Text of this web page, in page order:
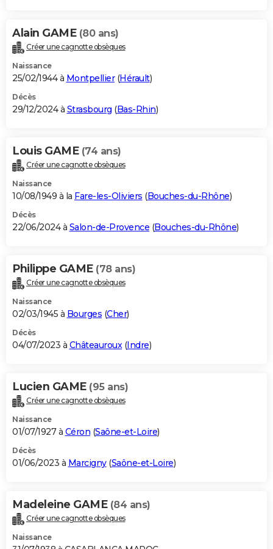
Alain GAME (80 ans)
Créer une cagnotte obsèques
Naissance
25/02/1944 à Montpellier(Hérault)
Décès
29/12/2024 à Strasbourg (Bas-Rhin)
Louis GAME (74 ans)
Créer une cagnotte obsèques
Naissance
10/08/1949 à la Fare-les-Oliviers (Bouches-du-Rhône)
Décès
22/06/2024 à Salon-de-Provence (Bouches-du-Rhône)
Philippe GAME (78 ans)
Créer une cagnotte obsèques
Naissance
02/03/1945 à Bourges (Cher)
Décès
04/07/2023 à Châteauroux(Indre)
Lucien GAME (95 ans)
Créer une cagnotte obsèques
Naissance
01/07/1927 à Céron (Saône-et-Loire)
Décès
01/06/2023 à Marcigny(Saône-et-Loire)
Madeleine GAME (84 ans)
Créer une cagnotte obsèques
Naissance